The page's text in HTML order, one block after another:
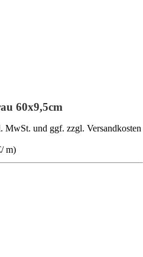
60x9,5cm
und ggf. zzgl. Versandkosten
/ m)